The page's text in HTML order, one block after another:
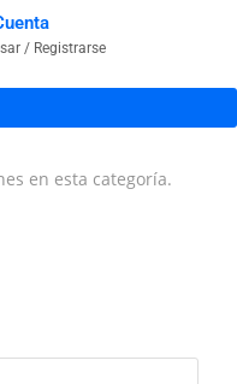
/ Registrarse
en esta categoría.